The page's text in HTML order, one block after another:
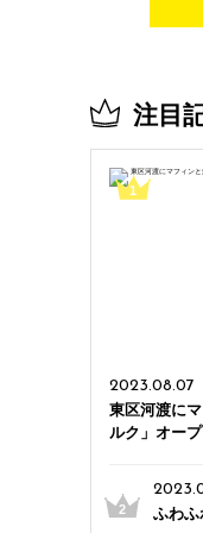
注目
2023.08.07
東区河渡に
ルク」オー
ふわふ